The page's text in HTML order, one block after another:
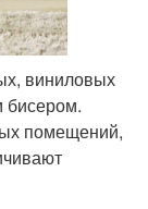
виниловых
бисером.
помещений,